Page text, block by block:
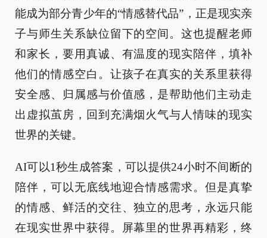
能成为部分青少年的“情感替代品”，正是现实亲
子与师生关系缺位留下的空间。这也提醒老师
和家长，要用真诚、有温度的现实陪伴，填补
他们的情感空白。让孩子在真实的关系里获得
安全感、归属感与价值感，是帮助他们主动走
出虚拟茧房，回到充满烟火气与人情味的现实
世界的关键。
AI可以1秒生成答案，可以提供24小时不间断的
陪伴，可以无底线地迎合情感需求。但是真挚
的情感、鲜活的交往、独立的思考，永远只能
在现实世界中获得。屏幕里的世界再精彩，终